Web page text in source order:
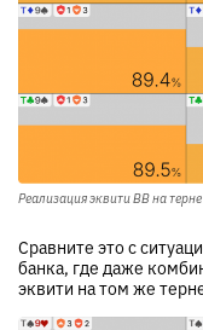
Реализация эквити BB на терне
Сравните это с
банка, где даже
эквити на том же